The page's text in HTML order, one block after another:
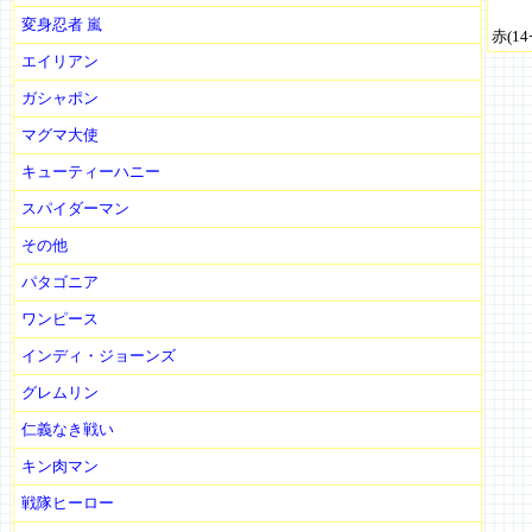
変身忍者 嵐
エイリアン
ガシャポン
マグマ大使
キューティーハニー
スパイダーマン
その他
パタゴニア
ワンピース
インディ・ジョーンズ
グレムリン
仁義なき戦い
キン肉マン
戦隊ヒーロー
赤(14